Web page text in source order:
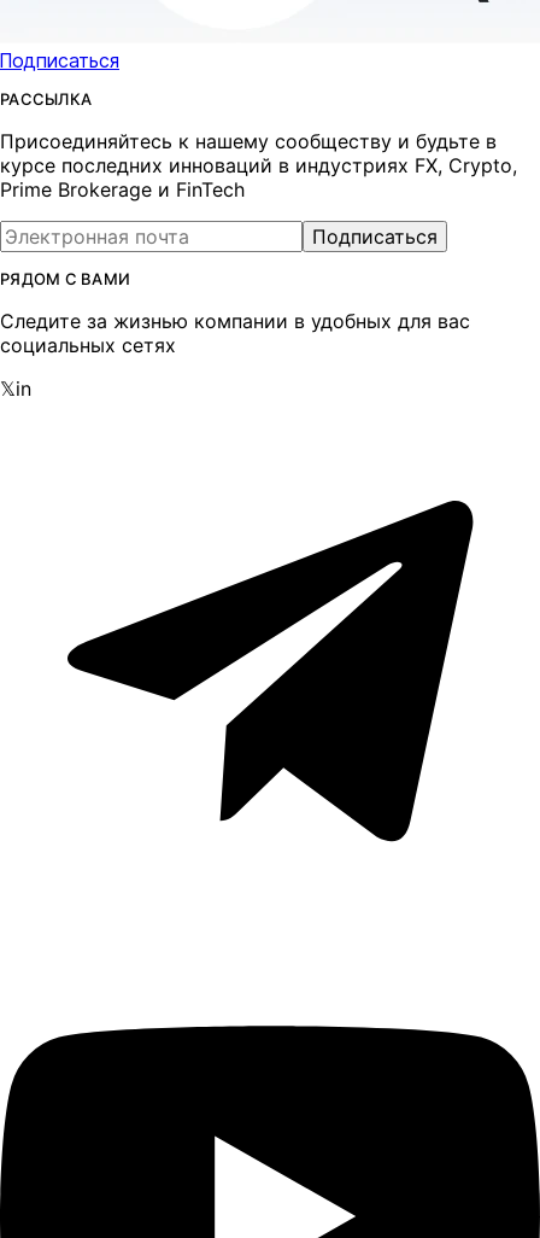
Подписаться
РАССЫЛКА
Присоединяйтесь к нашему сообществу и будьте в
курсе последних инноваций в индустриях FX, Crypto,
Prime Brokerage и FinTech
Подписаться
РЯДОМ С ВАМИ
Следите за жизнью компании в удобных для вас
социальных сетях
𝕏in